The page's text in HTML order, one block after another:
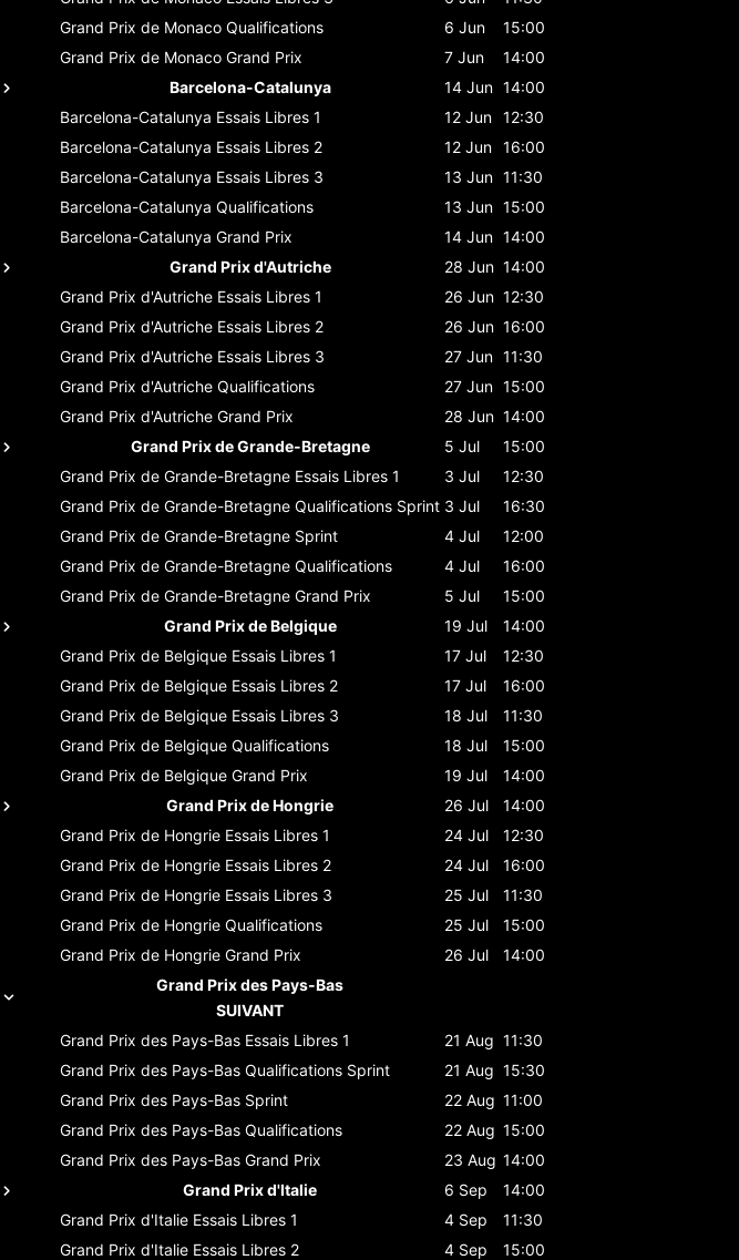
Grand Prix de Monaco Qualifications 6 Jun
15:00
Grand Prix de Monaco Grand Prix 7 Jun
14:00
Barcelona-Catalunya
14 Jun 14:00
Barcelona-Catalunya Essais Libres 1 12 Jun 12:30
Barcelona-Catalunya Essais Libres 2 12 Jun 16:00
Barcelona-Catalunya Essais Libres 3 13 Jun 11:30
Barcelona-Catalunya Qualifications 13 Jun 15:00
Barcelona-Catalunya Grand Prix 14 Jun 14:00
Grand Prix d'Autriche
28 Jun 14:00
Grand Prix d'Autriche Essais Libres 1 26 Jun 12:30
Grand Prix d'Autriche Essais Libres 2 26 Jun 16:00
Grand Prix d'Autriche Essais Libres 3 27 Jun 11:30
Grand Prix d'Autriche Qualifications 27 Jun 15:00
Grand Prix d'Autriche Grand Prix 28 Jun 14:00
Grand Prix de Grande-Bretagne
5 Jul
15:00
Grand Prix de Grande-Bretagne Essais Libres 1 3 Jul
12:30
Grand Prix de Grande-Bretagne Qualifications Sprint 3 Jul
16:30
Grand Prix de Grande-Bretagne Sprint 4 Jul
12:00
Grand Prix de Grande-Bretagne Qualifications 4 Jul
16:00
Grand Prix de Grande-Bretagne Grand Prix 5 Jul
15:00
Grand Prix de Belgique
19 Jul
14:00
Grand Prix de Belgique Essais Libres 1 17 Jul
12:30
Grand Prix de Belgique Essais Libres 2 17 Jul
16:00
Grand Prix de Belgique Essais Libres 3 18 Jul
11:30
Grand Prix de Belgique Qualifications 18 Jul
15:00
Grand Prix de Belgique Grand Prix 19 Jul
14:00
Grand Prix de Hongrie
26 Jul
14:00
Grand Prix de Hongrie Essais Libres 1 24 Jul
12:30
Grand Prix de Hongrie Essais Libres 2 24 Jul
16:00
Grand Prix de Hongrie Essais Libres 3 25 Jul
11:30
Grand Prix de Hongrie Qualifications 25 Jul
15:00
Grand Prix de Hongrie Grand Prix 26 Jul
14:00
Grand Prix des Pays-Bas
SUIVANT
Grand Prix des Pays-Bas Essais Libres 1 21 Aug 11:30
Grand Prix des Pays-Bas Qualifications Sprint 21 Aug 15:30
Grand Prix des Pays-Bas Sprint 22 Aug 11:00
Grand Prix des Pays-Bas Qualifications 22 Aug 15:00
Grand Prix des Pays-Bas Grand Prix 23 Aug 14:00
Grand Prix d'Italie
6 Sep
14:00
Grand Prix d'Italie Essais Libres 1 4 Sep
11:30
Grand Prix d'Italie Essais Libres 2 4 Sep
15:00